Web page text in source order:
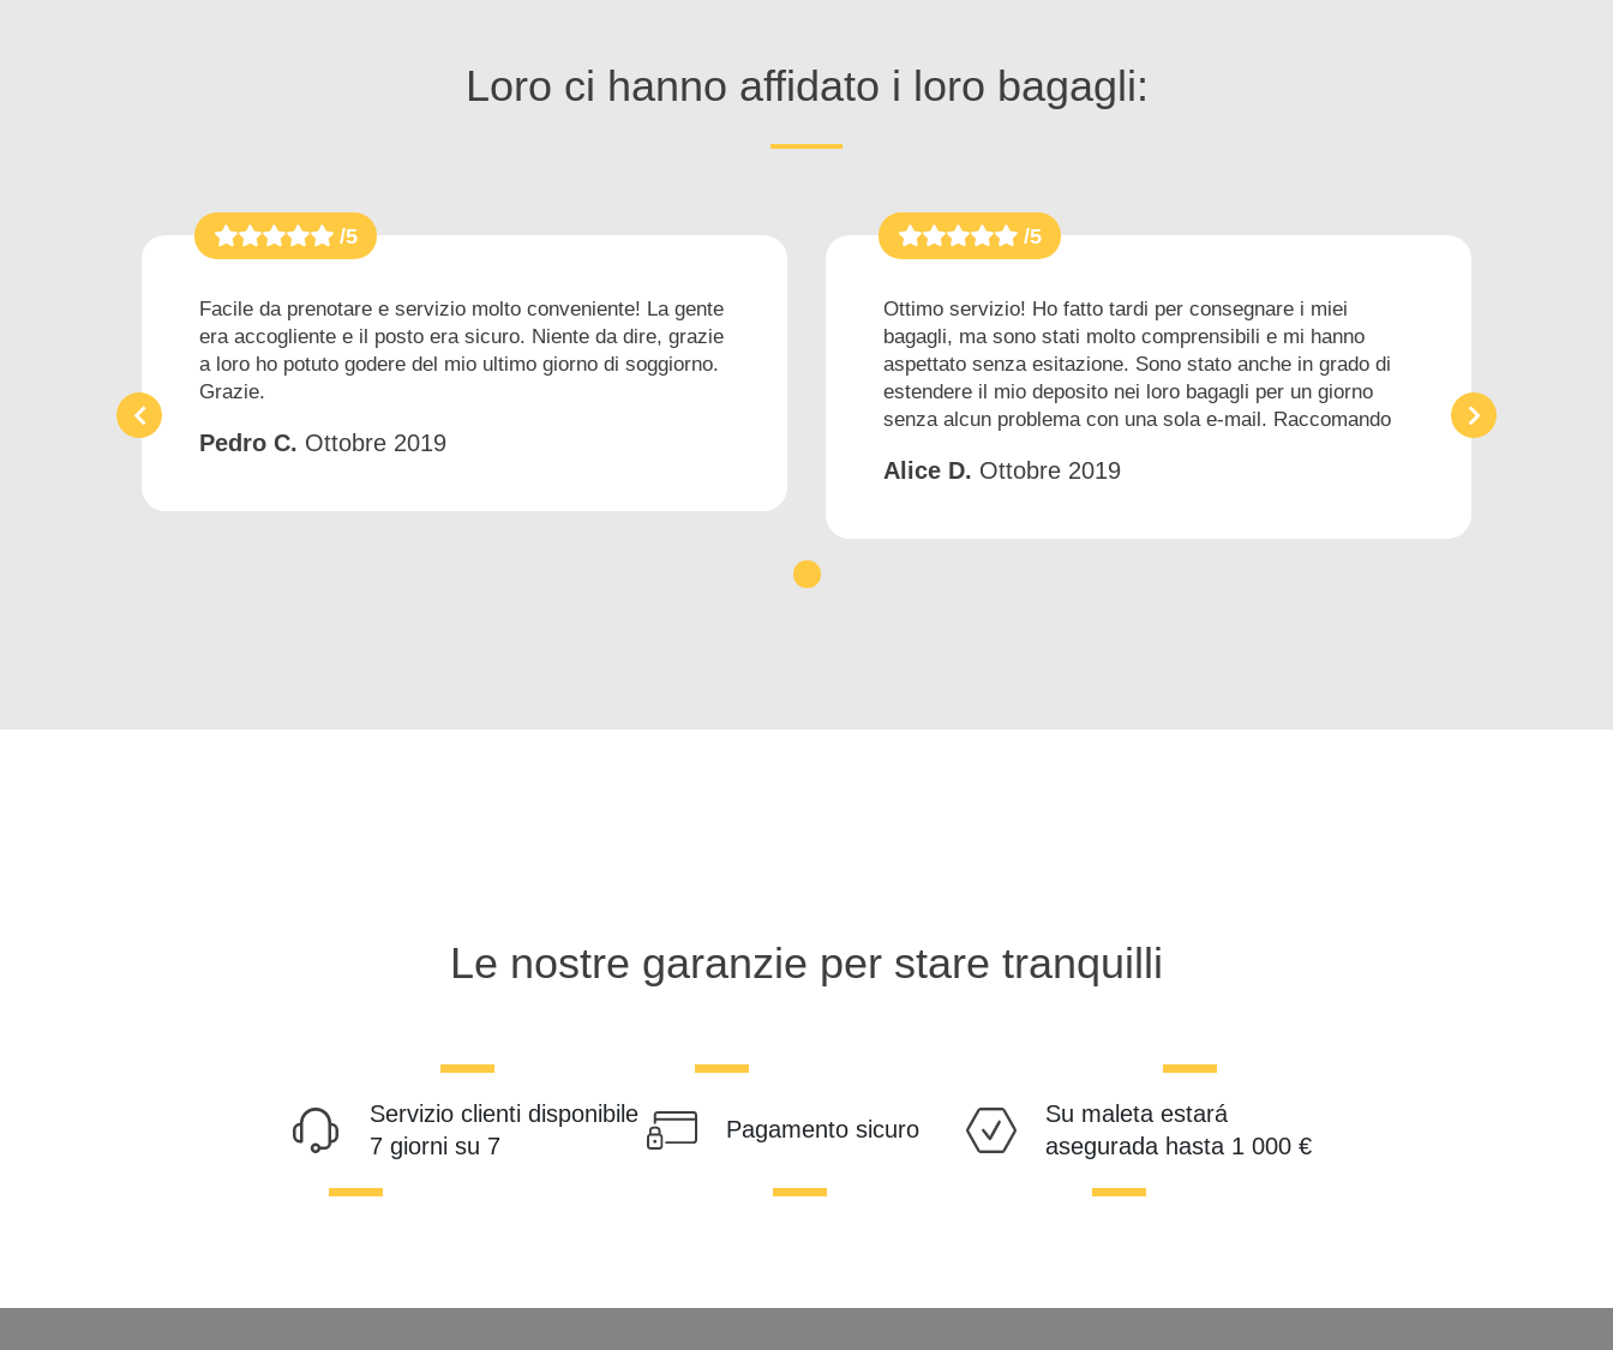
Loro ci hanno affidato i loro bagagli:
/5
Facile da prenotare e servizio molto conveniente! La gente
era accogliente e il posto era sicuro. Niente da dire, grazie
a loro ho potuto godere del mio ultimo giorno di soggiorno.
Grazie.
Pedro C. Ottobre 2019
/5
Ottimo servizio! Ho fatto tardi per consegnare i miei
bagagli, ma sono stati molto comprensibili e mi hanno
aspettato senza esitazione. Sono stato anche in grado di
estendere il mio deposito nei loro bagagli per un giorno
senza alcun problema con una sola e-mail. Raccomando
Alice D. Ottobre 2019
Le nostre garanzie per stare tranquilli
Servizio clienti disponibile
7 giorni su 7
Pagamento sicuro
Su maleta estará
asegurada hasta 1 000 €